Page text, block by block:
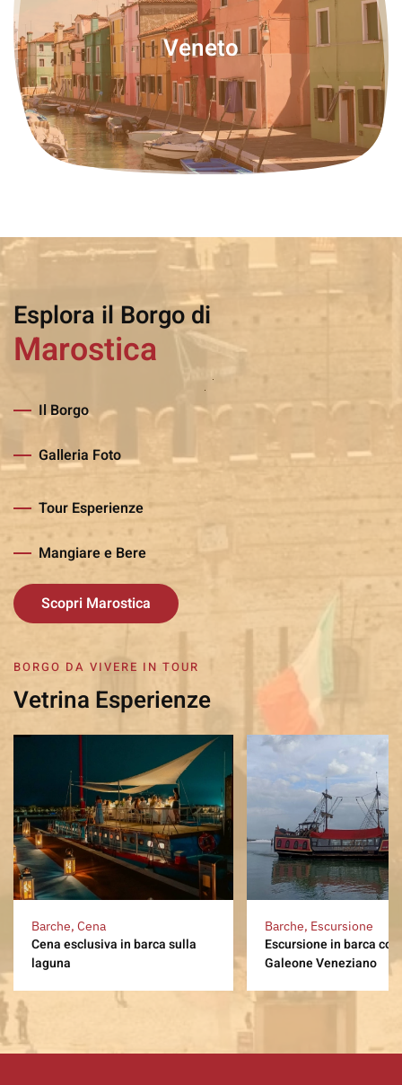
Veneto
Esplora il Borgo di
Marostica
Il Borgo
Galleria Foto
Tour Esperienze
Mangiare e Bere
Scopri Marostica
BORGO DA VIVERE IN TOUR
Vetrina Esperienze
Barche, Cena
Cena esclusiva in barca sulla
laguna
Barche, Escursione
Escursione in barca con
Galeone Veneziano